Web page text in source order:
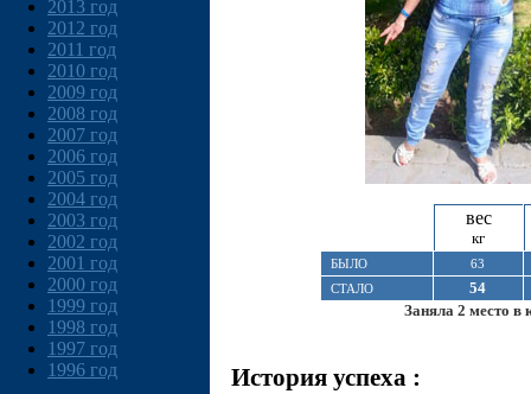
2013 год
2012 год
2011 год
2010 год
2009 год
2008 год
2007 год
2006 год
2005 год
2004 год
2003 год
2002 год
2001 год
2000 год
1999 год
1998 год
1997 год
1996 год
вес
кг
БЫЛО
63
СТАЛО
54
Заняла 2 место в
История успеха :